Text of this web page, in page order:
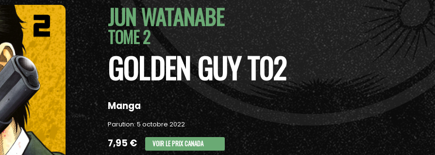
JUN WATANABE
TOME 2
GOLDEN GUY T02
Manga
Parution: 5 octobre 2022
7,95 € VOIR LE PRIX CANADA